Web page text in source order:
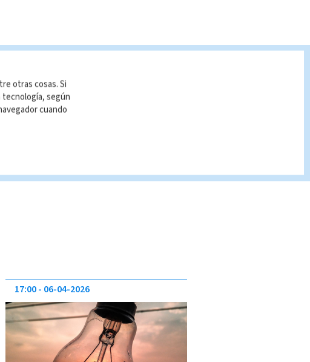
17:00 06-04-2026
otras cosas. Si
según
cuando